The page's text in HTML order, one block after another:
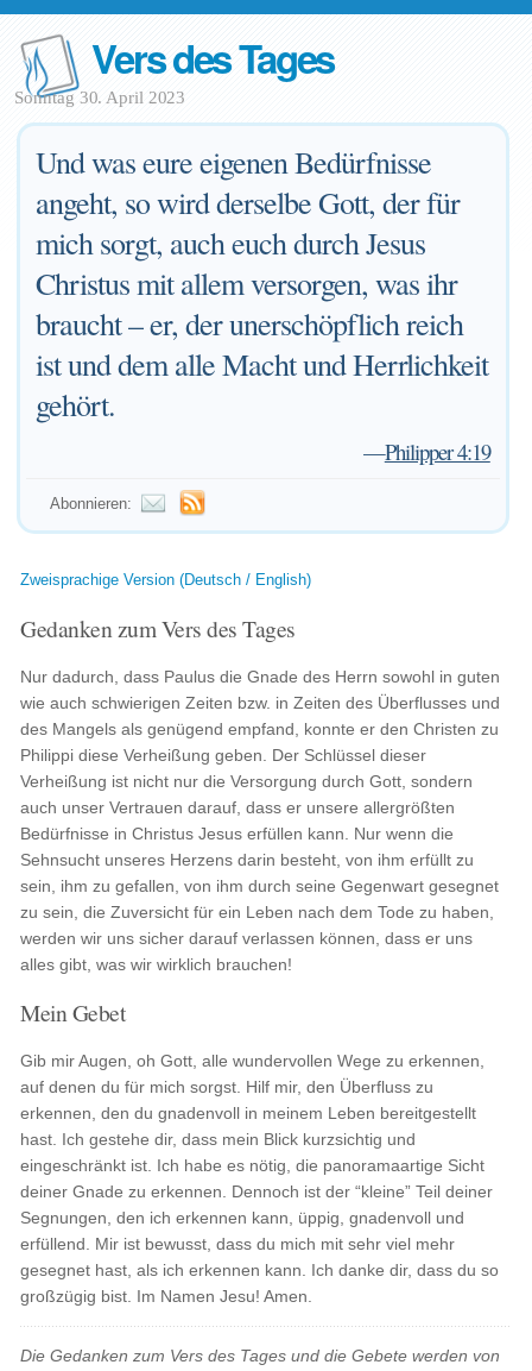
Vers des Tages
Sonntag 30. April 2023
Und was eure eigenen Bedürfnisse
angeht, so wird derselbe Gott, der für
mich sorgt, auch euch durch Jesus
Christus mit allem versorgen, was ihr
braucht – er, der unerschöpflich reich
ist und dem alle Macht und Herrlichkeit
gehört.
—Philipper 4:19
Abonnieren:
Zweisprachige Version (Deutsch / English)
Gedanken zum Vers des Tages
Nur dadurch, dass Paulus die Gnade des Herrn sowohl in guten
wie auch schwierigen Zeiten bzw. in Zeiten des Überflusses und
des Mangels als genügend empfand, konnte er den Christen zu
Philippi diese Verheißung geben. Der Schlüssel dieser
Verheißung ist nicht nur die Versorgung durch Gott, sondern
auch unser Vertrauen darauf, dass er unsere allergrößten
Bedürfnisse in Christus Jesus erfüllen kann. Nur wenn die
Sehnsucht unseres Herzens darin besteht, von ihm erfüllt zu
sein, ihm zu gefallen, von ihm durch seine Gegenwart gesegnet
zu sein, die Zuversicht für ein Leben nach dem Tode zu haben,
werden wir uns sicher darauf verlassen können, dass er uns
alles gibt, was wir wirklich brauchen!
Mein Gebet
Gib mir Augen, oh Gott, alle wundervollen Wege zu erkennen,
auf denen du für mich sorgst. Hilf mir, den Überfluss zu
erkennen, den du gnadenvoll in meinem Leben bereitgestellt
hast. Ich gestehe dir, dass mein Blick kurzsichtig und
eingeschränkt ist. Ich habe es nötig, die panoramaartige Sicht
deiner Gnade zu erkennen. Dennoch ist der “kleine” Teil deiner
Segnungen, den ich erkennen kann, üppig, gnadenvoll und
erfüllend. Mir ist bewusst, dass du mich mit sehr viel mehr
gesegnet hast, als ich erkennen kann. Ich danke dir, dass du so
großzügig bist. Im Namen Jesu! Amen.
Die Gedanken zum Vers des Tages und die Gebete werden von